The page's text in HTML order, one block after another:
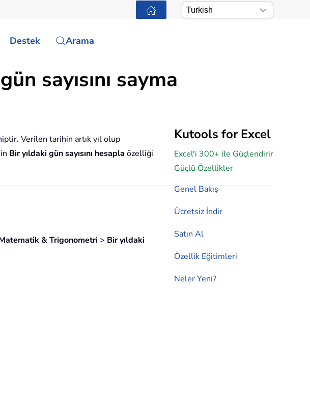
Destek Arama
sayısını sayma
Kutools for Excel
Excel'i 300+ ile Güçlendirir
Güçlü Özellikler
Genel Bakış
Ücretsiz İndir
Satın Al
Özellik Eğitimleri
Neler Yeni?
Verilen tarihin artık yıl olup
Bir yıldaki gün sayısını hesapla özelliği
& Trigonometri > Bir yıldaki